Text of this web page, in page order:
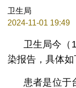
卫生局
2024-11-01 19:49
卫生局今（
染报告，具体如
患者是位于